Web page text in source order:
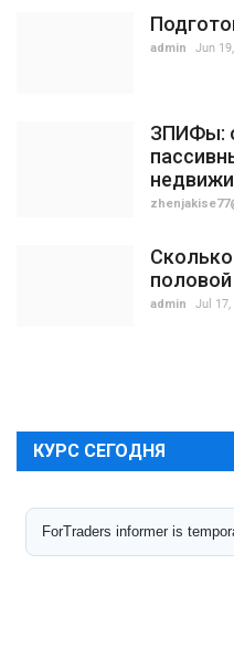
admin Jun
ЗПИФы:
половой
admin Jul 17,
КУРС СЕГОДНЯ